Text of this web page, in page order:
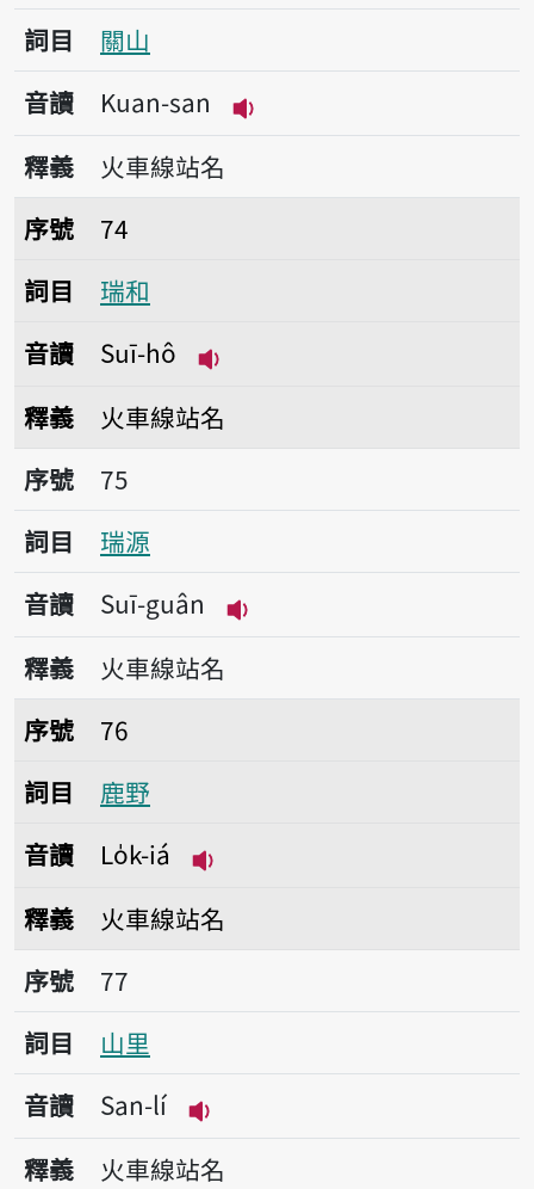
詞目
關山
音讀
Kuan-san
播放音讀Kuan-san
釋義
火車線站名
序號74瑞和
序號
74
詞目
瑞和
音讀
Suī-hô
釋義
火車線站名
序號75瑞源
序號
75
詞目
瑞源
音讀
Suī-guân
播放音讀Suī-guân
釋義
火車線站名
序號76鹿野
序號
76
詞目
鹿野
音讀
Lo̍k-iá
釋義
火車線站名
序號77山里
序號
77
詞目
山里
音讀
San-lí
播放音讀San-lí
釋義
火車線站名